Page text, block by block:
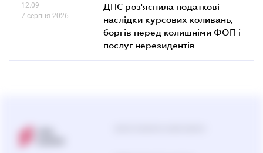
12.09
7 серпня 2026
ДПС роз'яснила податкові
наслідки курсових коливань,
боргів перед колишніми ФОП і
послуг нерезидентів